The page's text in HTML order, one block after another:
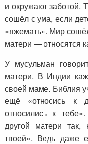
и окружают заботой.
сошёл с ума, если
«яжемать». Мир
матери — относятся
У мусульман
матери. В Индии
своей маме. Библия
ещё «относись к
относились к
другой матери так,
твоей». Ведь даже